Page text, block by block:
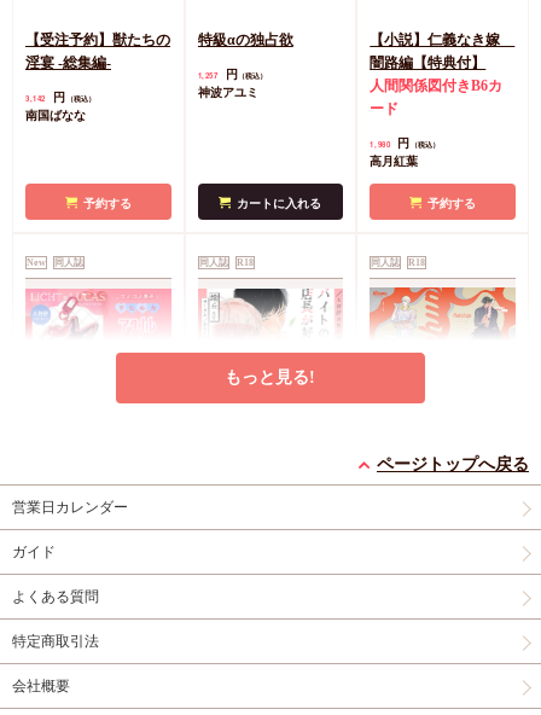
【受注予約】獣たちの
淫宴 -総集編-
3,142 円 （税込）
南国ばなな
予約する
特級αの独占欲
1,257 円 （税込）
神波アユミ
カートに入れる
【小説】仁義なき嫁
闇路編【特典付】
人間関係図付きB6カ
ード
1,980 円 （税込）
高月紅葉
予約する
New 同人誌
ー【二次予約】
471 円
柊木メイ
同人誌 R18
2026
同人誌 R18
1,100 円
同人誌 R18 同人誌 R18 同人誌
もっと見る!
ページトップへ戻る
営業日カレンダー
ガイド
よくある質問
特定商取引法
会社概要